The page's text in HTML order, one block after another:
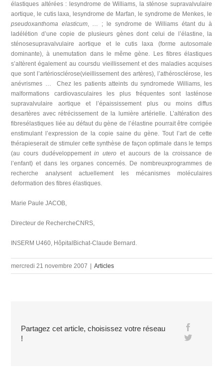
élastiques altérées : lesyndrome de Williams, la sténose supravalvulaire
aortique, le cutis laxa, lesyndrome de Marfan, le syndrome de Menkes, le
pseudoxanthoma elasticum, … ; le syndrome de Williams étant du à
ladélétion d’une copie de plusieurs gènes dont celui de l’élastine, la
sténosesupravalvulaire aortique et le cutis laxa (forme autosomale
dominante), à unemutation dans le même gène. Les fibres élastiques
s’altèrent également au coursdu vieillissement et des maladies acquises
que sont l’artériosclérose(vieillissement des artères), l’athérosclérose, les
anévrismes …
Chez les patients atteints du syndromede Williams, les
malformations cardiovasculaires les plus fréquentes sont lasténose
supravalvulaire aortique et l’épaississement plus ou moins diffus
desartères avec rétrécissement de la lumière artérielle. L’altération des
fibresélastiques liée au défaut du gène de l’élastine pourrait être corrigée
enstimulant l’expression de la copie saine du gène. Tout l’art de cette
thérapieserait de stimuler cette synthèse de façon optimale dans le temps
(au cours dudéveloppementin utero et aucours de la croissance de
l’enfant) et dans les organes concernés. De nombreuxprogrammes de
recherche analysent actuellement les mécanismes moléculaires
deformation des fibres élastiques.
Marie Paule JACOB,
Directeur de RechercheCNRS,
INSERM U460, HôpitalBichat-Claude Bernard.
mercredi 21 novembre 2007 Articles
Partagez cet article, choisissez votre réseau
!